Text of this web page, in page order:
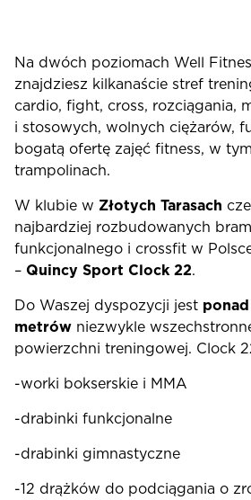
Na dwóch poziomach Well
znajdziesz kilkanaście stref
cardio, fight, cross, rozciągania,
i stosowych, wolnych ciężarów,
bogatą ofertę zajęć fitness, w
trampolinach.
W klubie w Złotych Tarasach
najbardziej rozbudowanych
funkcjonalnego i crossfit w
– Quincy Sport Clock 22.
Do Waszej dyspozycji jest
metrów niezwykle
powierzchni treningowej. Clock
-worki bokserskie i MMA
-drabinki funkcjonalne
-drabinki gimnastyczne
-12 drążków do podciągania o